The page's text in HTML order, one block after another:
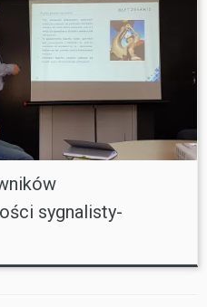
sygnalisty-